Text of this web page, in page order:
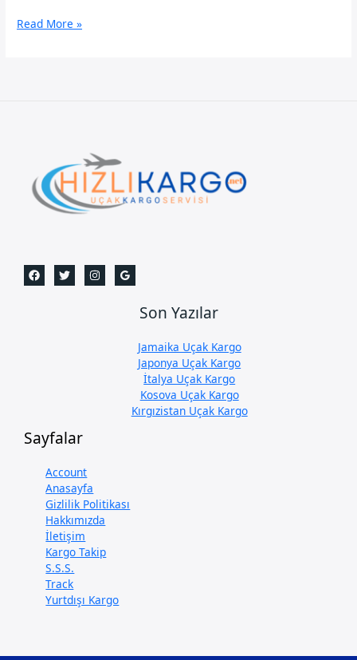
Mali
Read More »
Son Yazılar
Jamaika Uçak Kargo
Japonya Uçak Kargo
İtalya Uçak Kargo
Kosova Uçak Kargo
Kırgızistan Uçak Kargo
Sayfalar
Account
Anasayfa
Gizlilik Politikası
Hakkımızda
İletişim
Kargo Takip
S.S.S.
Track
Yurtdışı Kargo